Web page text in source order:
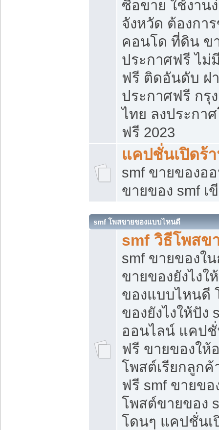
ซื้อขาย ใช้งาน
จังหวัด ต้องกา
คอนโด ที่ดิน ข
ประกาศฟรี ไม่
ฟรี ติดอันดับ ฝ
ประกาศฟรี กรุ
ไทย ลงประกา
ฟรี 2023
แคปชั่นเปิดร้
smf ขายของอ
ขายของ smf เ
smf โพสขายของแบบไหนดี
smf วิธีโพสข
smf ขายของใ
ขายของยังไง
ของแบบไหนดี
ของยังไงให้ปั
ออนไลน์ แคป
ฟรี ขายของให้
โพสต์เรียกลูกค้
ฟรี smf ขายขอ
โพสต์ขายของ
โดนๆ แคปชั่นเ